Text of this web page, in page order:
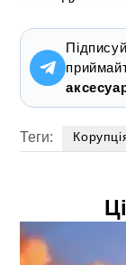
Теги: